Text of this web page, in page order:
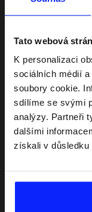
Tato webová
K personalizaci
sociálních médií
soubory cookie.
sdílíme se svými
analýzy. Partneři
dalšími
získali v důsledku